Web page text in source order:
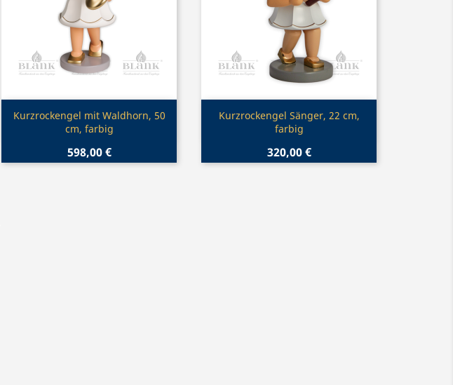
Vorschau
Kurzrockengel mit Waldhorn, 50
cm, farbig
598,00 €
Vorschau
Kurzrockengel Sänger, 22 cm,
farbig
320,00 €